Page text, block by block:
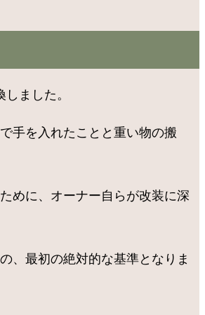
ました。
手を入れたことと重い物の搬
めに、オーナー自らが改装に深
、最初の絶対的な基準となりま